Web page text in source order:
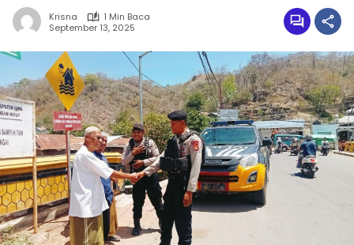
Krisna
1 Min Baca
September 13, 2025